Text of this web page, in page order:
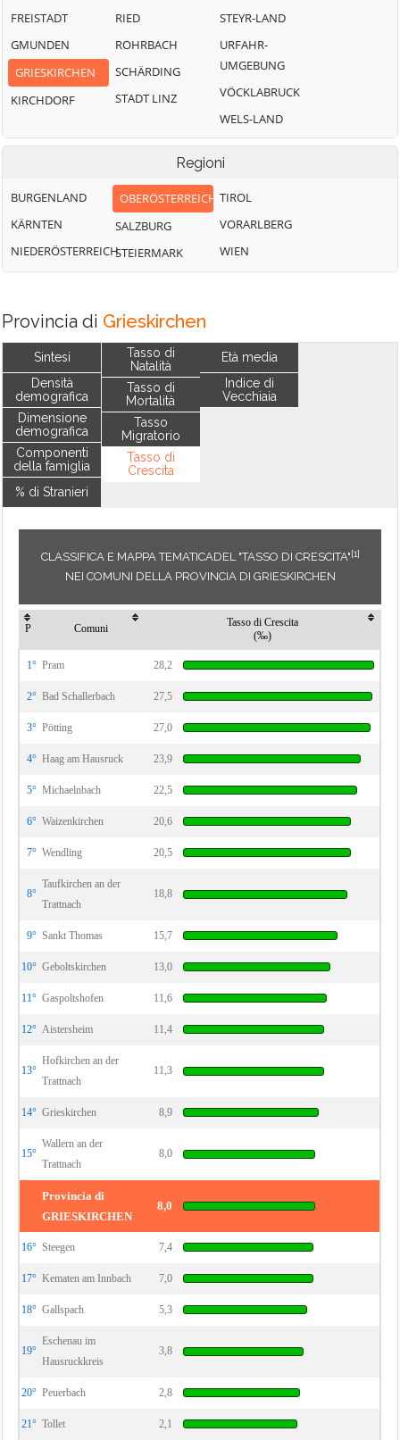
FREISTADT
GMUNDEN
GRIESKIRCHEN
KIRCHDORF
RIED
ROHRBACH
SCHÄRDING
STADT LINZ
STEYR-LAND
URFAHR-
UMGEBUNG
VÖCKLABRUCK
WELS-LAND
Regioni
BURGENLAND
KÄRNTEN
NIEDERÖSTERREICH
OBERÖSTERREICH
SALZBURG
STEIERMARK
TIROL
VORARLBERG
WIEN
Provincia di Grieskirchen
Sintesi
Densità
demografica
Dimensione
demografica
Componenti
della famiglia
% di Stranieri
Tasso di
Natalità
Tasso di
Mortalità
Tasso
Migratorio
Tasso di
Crescita
Età media
Indice di
Vecchiaia
CLASSIFICA E MAPPA TEMATICADEL "TASSO DI CRESCITA"[1]
NEI COMUNI DELLA PROVINCIA DI GRIESKIRCHEN
P Comuni
Tasso di Crescita
(‰)
1° Pram 28,2
2° Bad Schallerbach 27,5
3° Pötting 27,0
4° Haag am Hausruck 23,9
5° Michaelnbach 22,5
6° Waizenkirchen 20,6
7° Wendling 20,5
8°
Taufkirchen an der
Trattnach
18,8
9° Sankt Thomas 15,7
10° Geboltskirchen 13,0
11° Gaspoltshofen 11,6
12° Aistersheim 11,4
13°
Hofkirchen an der
Trattnach
11,3
14° Grieskirchen 8,9
15°
Wallern an der
Trattnach
8,0
Provincia di
GRIESKIRCHEN
8,0
16° Steegen 7,4
17° Kematen am Innbach 7,0
18° Gallspach 5,3
19°
Eschenau im
Hausruckkreis
3,8
20° Peuerbach 2,8
21° Tollet 2,1